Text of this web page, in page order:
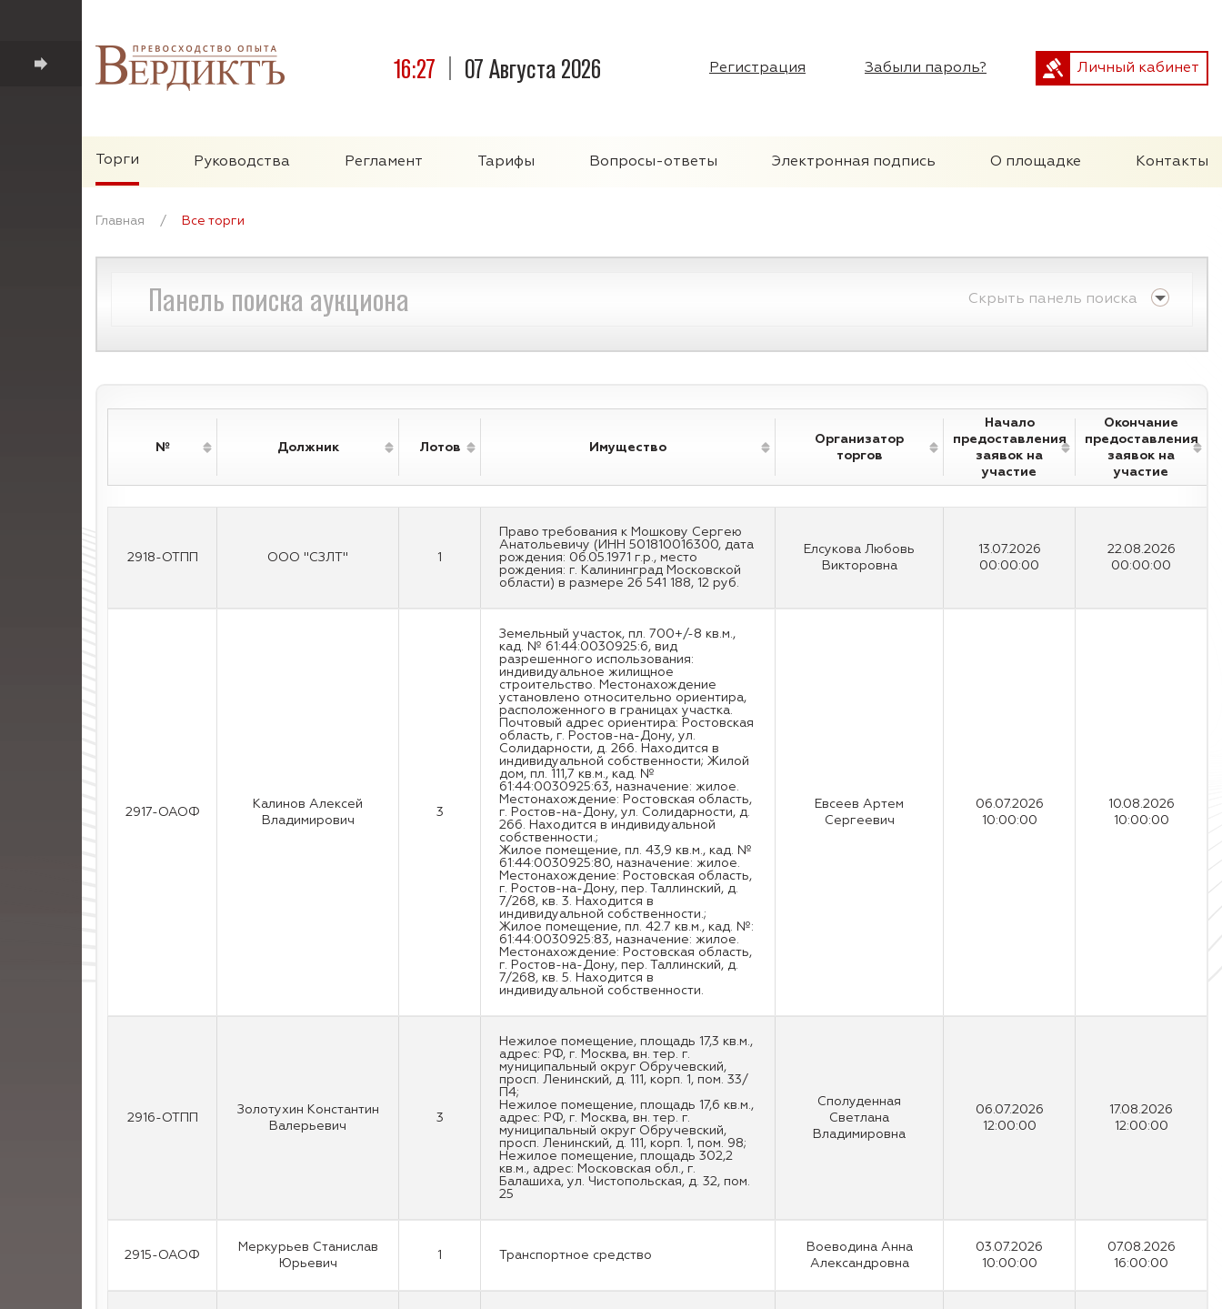
16:27 07 Августа 2026 Регистрация Забыли пароль? Личный кабинет
Торги Руководства Регламент Тарифы Вопросы-ответы Электронная подпись О площадке Контакты
Главная / Все торги
Панель поиска аукциона Скрыть панель поиска
№ Должник Лотов Имущество
Организатор
торгов
Начало
предоставления
заявок на
участие
Окончание
предоставления
заявок на
участие
2918-ОТПП ООО "СЗЛТ" 1
Право требования к Мошкову Сергею
Анатольевичу (ИНН 501810016300, дата
рождения: 06.05.1971 г.р., место
рождения: г. Калининград Московской
области) в размере 26 541 188, 12 руб.
Елсукова Любовь
Викторовна
13.07.2026
00:00:00
22.08.2026
00:00:00
2917-ОАОФ
Калинов Алексей
Владимирович
3
Земельный участок, пл. 700+/-8 кв.м.,
кад. № 61:44:0030925:6, вид
разрешенного использования:
индивидуальное жилищное
строительство. Местонахождение
установлено относительно ориентира,
расположенного в границах участка.
Почтовый адрес ориентира: Ростовская
область, г. Ростов-на-Дону, ул.
Солидарности, д. 266. Находится в
индивидуальной собственности; Жилой
дом, пл. 111,7 кв.м., кад. №
61:44:0030925:63, назначение: жилое.
Местонахождение: Ростовская область,
г. Ростов-на-Дону, ул. Солидарности, д.
266. Находится в индивидуальной
собственности.;
Жилое помещение, пл. 43,9 кв.м., кад. №
61:44:0030925:80, назначение: жилое.
Местонахождение: Ростовская область,
г. Ростов-на-Дону, пер. Таллинский, д.
7/268, кв. 3. Находится в
индивидуальной собственности.;
Жилое помещение, пл. 42.7 кв.м., кад. №:
61:44:0030925:83, назначение: жилое.
Местонахождение: Ростовская область,
г. Ростов-на-Дону, пер. Таллинский, д.
7/268, кв. 5. Находится в
индивидуальной собственности.
Евсеев Артем
Сергеевич
06.07.2026
10:00:00
10.08.2026
10:00:00
2916-ОТПП
Золотухин Константин
Валерьевич
3
Нежилое помещение, площадь 17,3 кв.м.,
адрес: РФ, г. Москва, вн. тер. г.
муниципальный округ Обручевский,
просп. Ленинский, д. 111, корп. 1, пом. 33/
П4;
Нежилое помещение, площадь 17,6 кв.м.,
адрес: РФ, г. Москва, вн. тер. г.
муниципальный округ Обручевский,
просп. Ленинский, д. 111, корп. 1, пом. 98;
Нежилое помещение, площадь 302,2
кв.м., адрес: Московская обл., г.
Балашиха, ул. Чистопольская, д. 32, пом.
25
Сполуденная
Светлана
Владимировна
06.07.2026
12:00:00
17.08.2026
12:00:00
2915-ОАОФ
Меркурьев Станислав
Юрьевич
1 Транспортное средство
Воеводина Анна
Александровна
03.07.2026
10:00:00
07.08.2026
16:00:00